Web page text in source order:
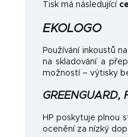
Tisk má následující
EKOLOGO
Používání inkoustů
na skladování a
možností – výtisky
GREENGUARD,
HP poskytuje plnou
ocenění za nízký